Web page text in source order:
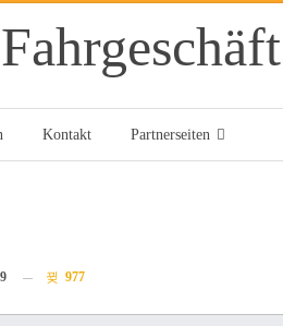
Kontakt Partnerseiten
977